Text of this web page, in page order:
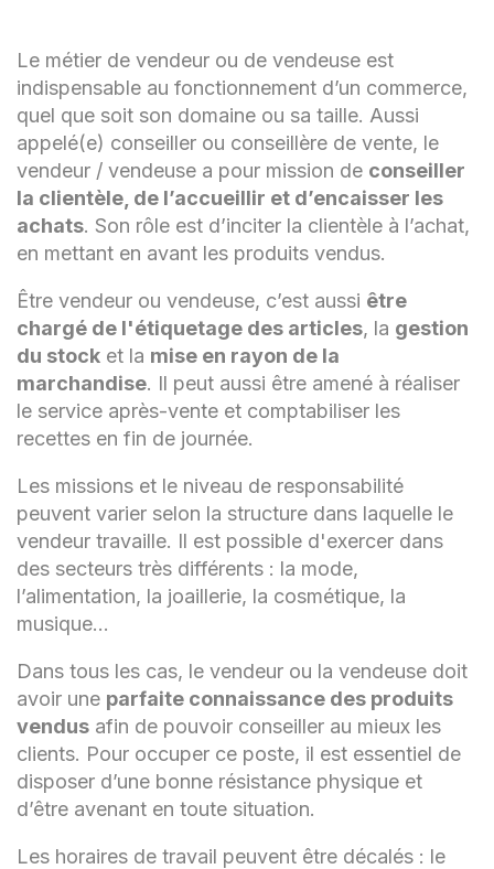
Le métier de vendeur ou de vendeuse est
indispensable au fonctionnement d’un commerce,
quel que soit son domaine ou sa taille. Aussi
appelé(e) conseiller ou conseillère de vente, le
vendeur / vendeuse a pour mission de conseiller
la clientèle, de l’accueillir et d’encaisser les
achats. Son rôle est d’inciter la clientèle à l’achat,
en mettant en avant les produits vendus.
Être vendeur ou vendeuse, c’est aussi être
chargé de l'étiquetage des articles, la gestion
du stock et la mise en rayon de la
marchandise. Il peut aussi être amené à réaliser
le service après-vente et comptabiliser les
recettes en fin de journée.
Les missions et le niveau de responsabilité
peuvent varier selon la structure dans laquelle le
vendeur travaille. Il est possible d'exercer dans
des secteurs très différents : la mode,
l’alimentation, la joaillerie, la cosmétique, la
musique…
Dans tous les cas, le vendeur ou la vendeuse doit
avoir une parfaite connaissance des produits
vendus afin de pouvoir conseiller au mieux les
clients. Pour occuper ce poste, il est essentiel de
disposer d’une bonne résistance physique et
d’être avenant en toute situation.
Les horaires de travail peuvent être décalés : le